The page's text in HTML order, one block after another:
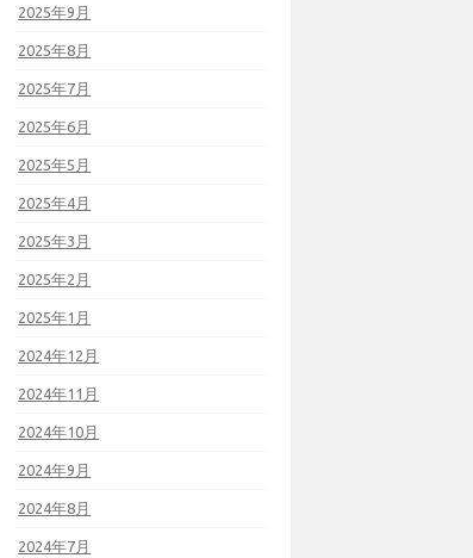
2025年9月
2025年8月
2025年7月
2025年6月
2025年5月
2025年4月
2025年3月
2025年2月
2025年1月
2024年12月
2024年11月
2024年10月
2024年9月
2024年8月
2024年7月